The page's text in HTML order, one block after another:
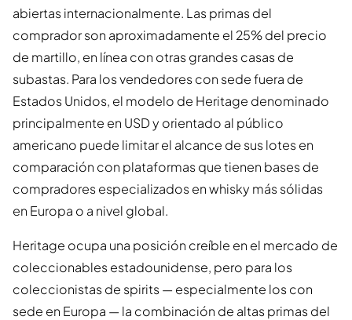
abiertas internacionalmente. Las primas del
comprador son aproximadamente el 25% del precio
de martillo, en línea con otras grandes casas de
subastas. Para los vendedores con sede fuera de
Estados Unidos, el modelo de Heritage denominado
principalmente en USD y orientado al público
americano puede limitar el alcance de sus lotes en
comparación con plataformas que tienen bases de
compradores especializados en whisky más sólidas
en Europa o a nivel global.
Heritage ocupa una posición creíble en el mercado de
coleccionables estadounidense, pero para los
coleccionistas de spirits — especialmente los con
sede en Europa — la combinación de altas primas del